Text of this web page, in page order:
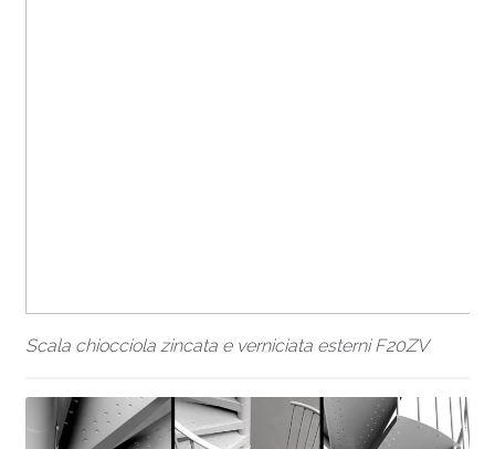
Scala chiocciola zincata e verniciata esterni F20ZV